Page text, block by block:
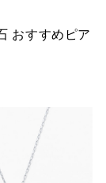
おすすめピア